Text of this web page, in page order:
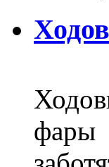
фары